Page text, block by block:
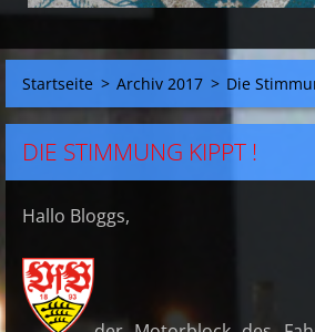
Startseite > Archiv 2017 > Die
DIE STIMMUNG KIPPT !
Hallo Bloggs,